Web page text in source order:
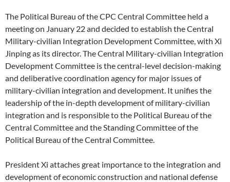
The Political Bureau of the CPC Central Committee held a
meeting on January 22 and decided to establish the Central
Military-civilian Integration Development Committee, with Xi
Jinping as its director. The Central Military-civilian Integration
Development Committee is the central-level decision-making
and deliberative coordination agency for major issues of
military-civilian integration and development. It unifies the
leadership of the in-depth development of military-civilian
integration and is responsible to the Political Bureau of the
Central Committee and the Standing Committee of the
Political Bureau of the Central Committee.
President Xi attaches great importance to the integration and
development of economic construction and national defense